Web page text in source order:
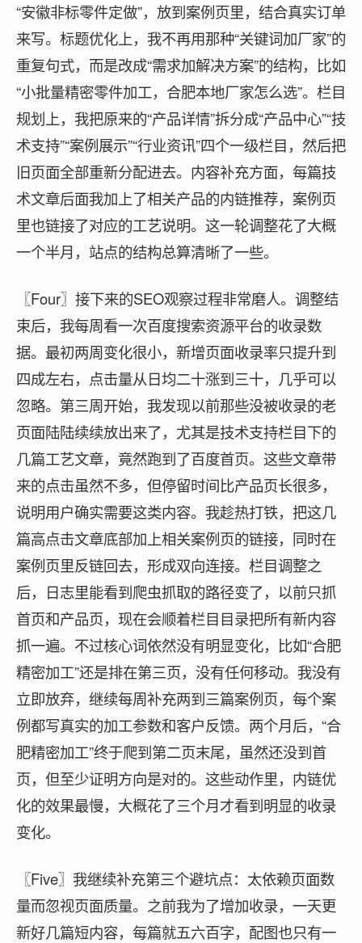
“安徽非标零件定做”，放到案例页里，结合真实订单
来写。标题优化上，我不再用那种“关键词加厂家”的
重复句式，而是改成“需求加解决方案”的结构，比如
“小批量精密零件加工，合肥本地厂家怎么选”。栏目
规划上，我把原来的“产品详情”拆分成“产品中心”“技
术支持”“案例展示”“行业资讯”四个一级栏目，然后把
旧页面全部重新分配进去。内容补充方面，每篇技
术文章后面我加上了相关产品的内链推荐，案例页
里也链接了对应的工艺说明。这一轮调整花了大概
一个半月，站点的结构总算清晰了一些。
〖Four〗接下来的SEO观察过程非常磨人。调整结
束后，我每周看一次百度搜索资源平台的收录数
据。最初两周变化很小，新增页面收录率只提升到
四成左右，点击量从日均二十涨到三十，几乎可以
忽略。第三周开始，我发现以前那些没被收录的老
页面陆陆续续放出来了，尤其是技术支持栏目下的
几篇工艺文章，竟然跑到了百度首页。这些文章带
来的点击虽然不多，但停留时间比产品页长很多，
说明用户确实需要这类内容。我趁热打铁，把这几
篇高点击文章底部加上相关案例页的链接，同时在
案例页里反链回去，形成双向连接。栏目调整之
后，日志里能看到爬虫抓取的路径变了，以前只抓
首页和产品页，现在会顺着栏目目录把所有新内容
抓一遍。不过核心词依然没有明显变化，比如“合肥
精密加工”还是排在第三页，没有任何移动。我没有
立即放弃，继续每周补充两到三篇案例页，每个案
例都写真实的加工参数和客户反馈。两个月后，“合
肥精密加工”终于爬到第二页末尾，虽然还没到首
页，但至少证明方向是对的。这些动作里，内链优
化的效果最慢，大概花了三个月才看到明显的收录
变化。
〖Five〗我继续补充第三个避坑点：太依赖页面数
量而忽视页面质量。之前我为了增加收录，一天更
新好几篇短内容，每篇就五六百字，配图也只有一